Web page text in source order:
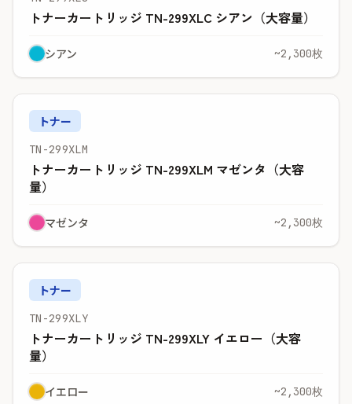
トナーカートリッジ TN-299XLC シアン（大容量）
シアン ~2,300枚
トナー
TN-299XLM
トナーカートリッジ TN-299XLM マゼンタ（大容
量）
マゼンタ ~2,300枚
トナー
TN-299XLY
トナーカートリッジ TN-299XLY イエロー（大容
量）
イエロー ~2,300枚